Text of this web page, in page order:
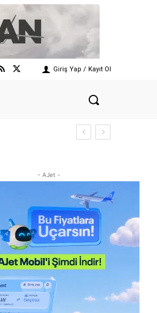
Giriş Yap / Kayıt Ol
- AJet -